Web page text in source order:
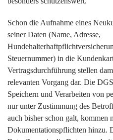
Schon die Aufnahme eines
seiner Daten (Name, Adresse,
Steuernummer) in die
Vertragsdurchführung stellen
relevanten Vorgang dar. Die
Speichern und Verarbeiten von
nur unter Zustimmung des
auch bisher schon galt, kommen
Dokumentationspflichten hinzu.